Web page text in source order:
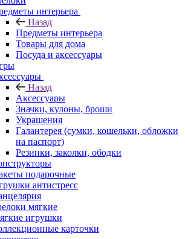
интерьера
Назад
Предметы интерьера
Товары для дома
Посуда и аксессуары
Назад
Аксессуары
Значки, кулоны, броши
Украшения
Галантерея (сумки, кошельки, обложки
на паспорт)
Резинки, заколки, ободки
подарочные
антистресс
мягкие
игрушки
карточки